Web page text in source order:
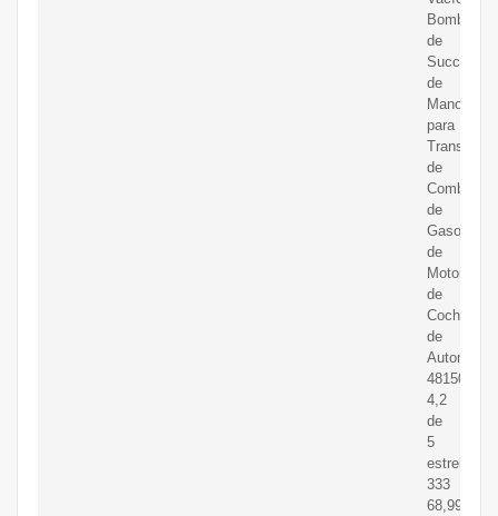
Bomba
de
Succión
de
Mano
para
de
de
Gasolina
de
Motor
de
Coche
de
481509
4,2
de
5
estrellas
333
68,99